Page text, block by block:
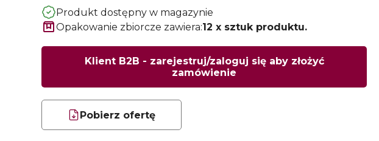
Produkt dostępny w magazynie
Opakowanie zbiorcze zawiera:12 x sztuk produktu.
Klient B2B - zarejestruj/zaloguj się aby złożyć
zamówienie
Pobierz ofertę